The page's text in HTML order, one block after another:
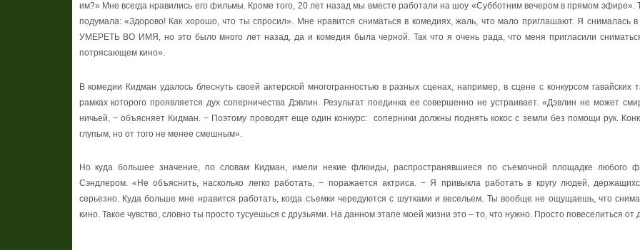
им?» Мне всегда нравились его фильмы. Кроме того, 20 лет назад мы вместе работали на шоу «Субботним вечером в прямом эфире».
подумала: «Здорово! Как хорошо,что ты спросил». Мне нравится сниматься в комедиях, жаль, что мало приглашают. Я снималась
УМЕРЕТЬ ВО ИМЯ, но это было много лет назад, да и комедия была черной. Так что я очень рада, что меня пригласили
потрясающем кино».
В комедии Кидман удалось блеснуть своей актерской многогранностью в разных сценах, например, в сцене с конкурсом гавайских
рамках которого проявляется дух соперничества Дэвлин. Результат поединка ее совершенно не устраивает. «Дэвлин не может
ничьей, − объясняет Кидман. − Поэтому проводят еще один конкурс: соперники должны поднять кокос с земли без помощи рук.
глупым, но от того не менее смешным».
Но куда большее значение, по словам Кидман, имели некие флюиды, распространявшиеся по съемочной площадке любого
Сэндлером. «Не объяснить, насколько легко работать, − поражается актриса. − Я привыкла работать в кругу людей,
серьезно. Куда больше мне нравится работать, когда съемки чередуются с шутками и весельем. Ты вообще не ощущаешь, что
кино. Такое чувство, словно ты просто тусуешься с друзьями. На данном этапе моей жизни это– то, что нужно. Просто повеселиться от